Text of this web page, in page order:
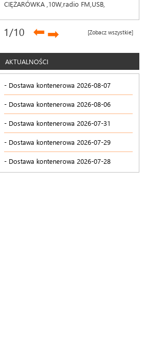
CIĘŻARÓWKA ,10W,radio FM,USB,
czerwony
[Zobacz wszystkie]
1/10 ➡➡
AKTUALNOŚCI
Dostawa kontenerowa 2026-08-07
Dostawa kontenerowa 2026-08-06
Dostawa kontenerowa 2026-07-31
Dostawa kontenerowa 2026-07-29
Dostawa kontenerowa 2026-07-28